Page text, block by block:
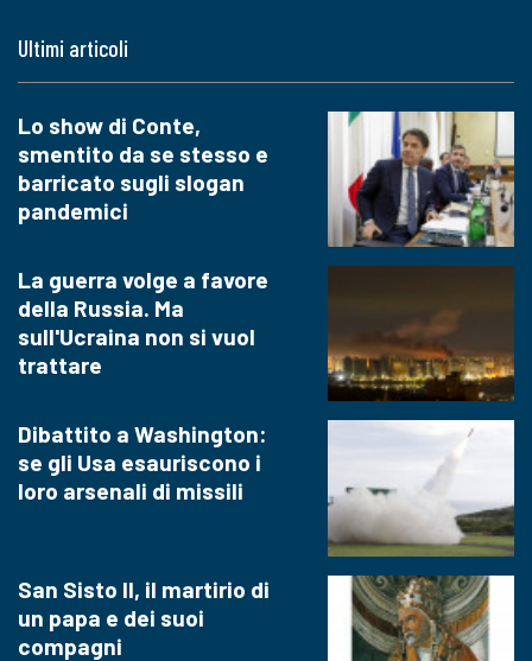
Ultimi articoli
Lo show di Conte,
smentito da se stesso e
barricato sugli slogan
pandemici
La guerra volge a favore
della Russia. Ma
sull'Ucraina non si vuol
trattare
Dibattito a Washington:
se gli Usa esauriscono i
loro arsenali di missili
San Sisto II, il martirio di
un papa e dei suoi
compagni